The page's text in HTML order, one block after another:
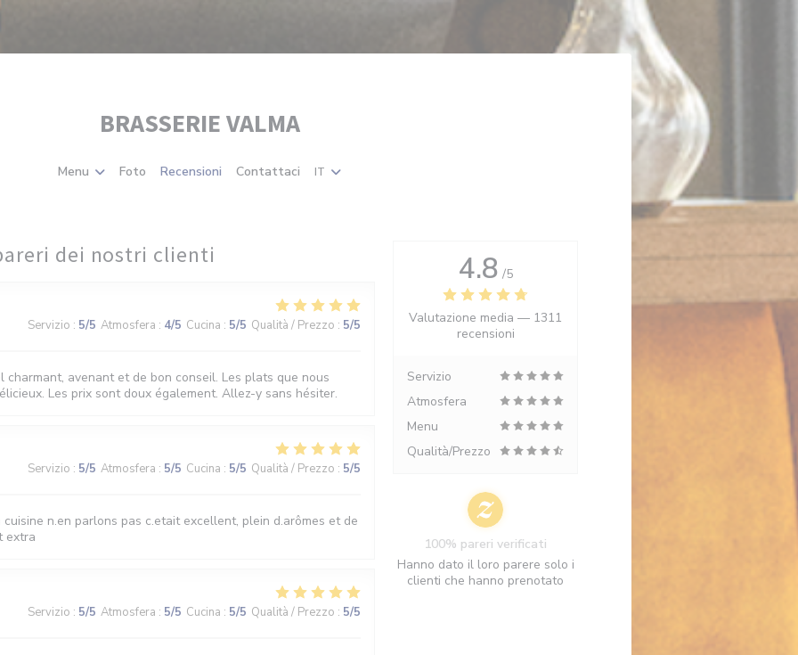
BRASSERIE VALMA
Menu Foto Recensioni Contattaci IT
dei nostri clienti
Servizio : 5/5 Atmosfera : 4/5 Cucina : 5/5 Qualità / Prezzo : 5/5
charmant, avenant et de bon conseil. Les plats que nous
Les prix sont doux également. Allez-y sans hésiter.
Servizio : 5/5 Atmosfera : 5/5 Cucina : 5/5 Qualità / Prezzo : 5/5
n.en parlons pas c.etait excellent, plein d.arômes et de
extra
Servizio : 5/5 Atmosfera : 5/5 Cucina : 5/5 Qualità / Prezzo : 5/5
4.8 /5
Valutazione media — 1311
recensioni
Servizio
Atmosfera
Menu
Qualità/Prezzo
100% pareri verificati
Hanno dato il loro parere solo i
clienti che hanno prenotato